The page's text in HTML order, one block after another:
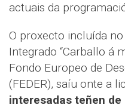
actuais da
O proxecto incluída
Integrado “Carballo á
Fondo Europeo de
(FEDER), saíu onte a
interesadas teñen